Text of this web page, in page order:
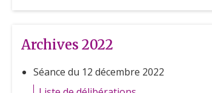
Archives 2022
Séance du 12 décembre 2022